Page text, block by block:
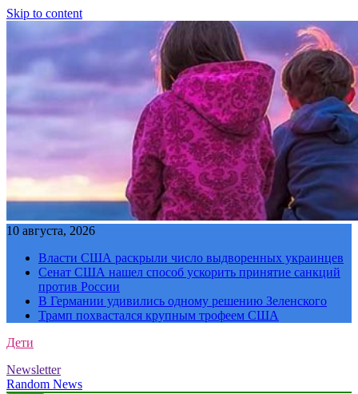
Skip to content
10 августа, 2026
Власти США раскрыли число выдворенных украинцев
Сенат США нашел способ ускорить принятие санкций
против России
В Германии удивились одному решению Зеленского
Трамп похвастался крупным трофеем США
Дети
Newsletter
Random News